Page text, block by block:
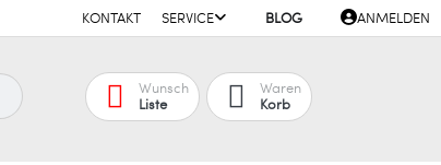
KONTAKT SERVICE BLOG ANMELDEN
Wunsch
Liste
Waren
Korb